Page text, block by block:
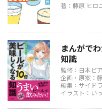
著：藤原 ヒロ
まんがで
知識
監修：日本ビ
企画・原案：
編集：サイド
イラスト：い